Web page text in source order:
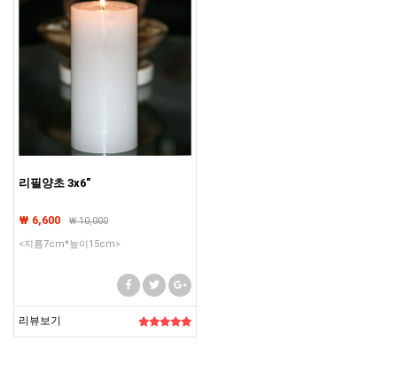
리필양초 3x6"
₩ 6,600 ₩10,000
<지름7cm*높이15cm>
리뷰보기